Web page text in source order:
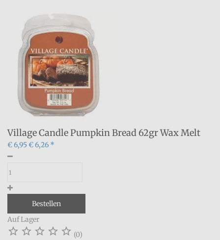
Village Candle Pumpkin Bread 62gr Wax Melt
€ 6,95€ 6,26 *
Bestellen
Auf Lager
     (0)